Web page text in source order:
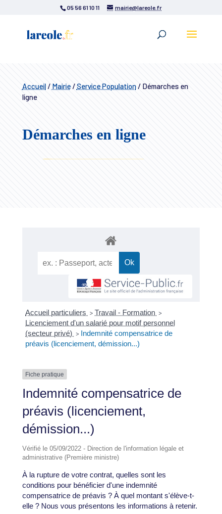
05 56 61 10 11 mairie@lareole.fr
Accueil/ Mairie/Service Population/Démarches en
ligne
Démarches en ligne
Accueil particuliers > Travail - Formation >
Licenciement d'un salarié pour motif personnel
(secteur privé) > Indemnité compensatrice de
préavis (licenciement, démission...)
Fiche pratique
Indemnité compensatrice de
préavis (licenciement,
démission...)
Vérifié le 05/09/2022 - Direction de l'information légale et
administrative (Première ministre)
À la rupture de votre contrat, quelles sont les
conditions pour bénéficier d'une indemnité
compensatrice de préavis ? À quel montant s'élève-t-
elle ? Nous vous présentons les informations à retenir.